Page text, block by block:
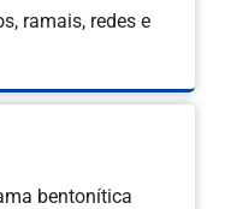
ramais, redes e
bentonítica